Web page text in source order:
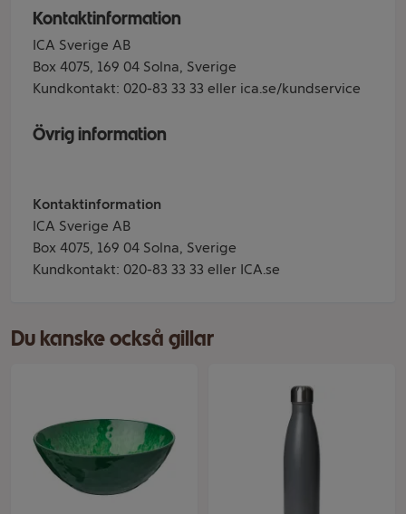
Kontaktinformation
ICA Sverige AB
Box 4075, 169 04 Solna, Sverige
Kundkontakt: 020-83 33 33 eller ica.se/kundservice
Övrig information
Kontaktinformation
ICA Sverige AB
Box 4075, 169 04 Solna, Sverige
Kundkontakt: 020-83 33 33 eller ICA.se
Du kanske också gillar